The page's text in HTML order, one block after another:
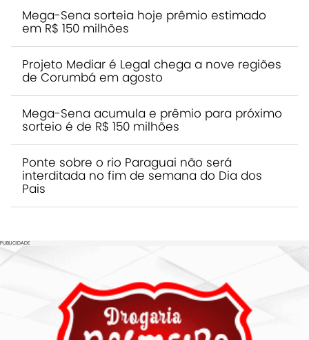
Mega-Sena sorteia hoje prêmio estimado
em R$ 150 milhões
Projeto Mediar é Legal chega a nove regiões
de Corumbá em agosto
Mega-Sena acumula e prêmio para próximo
sorteio é de R$ 150 milhões
Ponte sobre o rio Paraguai não será
interditada no fim de semana do Dia dos
Pais
PUBLICIDADE